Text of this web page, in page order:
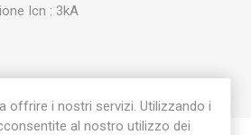
Icn : 3kA
offrire i nostri servizi. Utilizzando i
al nostro utilizzo dei